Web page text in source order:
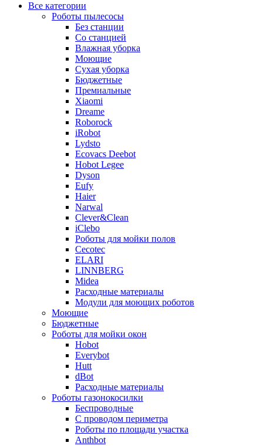
Все категории
Роботы пылесосы
Без станции
Со станцией
Влажная уборка
Моющие
Сухая уборка
Бюджетные
Премиальные
Xiaomi
Dreame
Roborock
iRobot
Lydsto
Ecovacs Deebot
Hobot Legee
Dyson
Eufy
Haier
Narwal
Clever&Clean
iClebo
Роботы для мойки полов
Cecotec
ELARI
LINNBERG
Midea
Расходные материалы
Модули для моющих роботов
Моющие
Бюджетные
Роботы для мойки окон
Hobot
Everybot
Hutt
dBot
Расходные материалы
Роботы газонокосилки
Беспроводные
С проводом периметра
Роботы по площади участка
Anthbot